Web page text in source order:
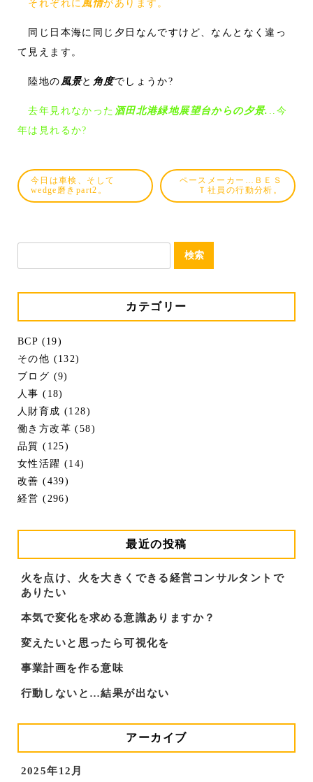
それぞれに 風情があります。
同じ日本海に同じ夕日なんですけど、なんとなく違っ
て見えます。
陸地の 風景と 角度でしょうか?
去年見れなかった 酒田北港緑地展望台からの夕景.
..今
年は見れるか?
今日は車検、そして
wedge磨きpart2。
ペースメーカー…ＢＥＳ
Ｔ社員の行動分析。
検
カテゴリー
BCP (19)
その他 (132)
ブログ (9)
人事 (18)
人財育成 (128)
働き方改革 (58)
品質 (125)
女性活躍 (14)
改善 (439)
経営 (296)
最近の投稿
火を点け、火を大きくできる経営コンサルタントで
ありたい
本気で変化を求める意識ありますか？
変えたいと思ったら可視化を
事業計画を作る意味
行動しないと…結果が出ない
アーカイブ
2025年12月